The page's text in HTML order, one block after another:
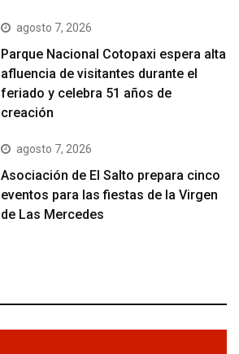
agosto 7, 2026
Parque Nacional Cotopaxi espera alta
afluencia de visitantes durante el
feriado y celebra 51 años de
creación
agosto 7, 2026
Asociación de El Salto prepara cinco
eventos para las fiestas de la Virgen
de Las Mercedes